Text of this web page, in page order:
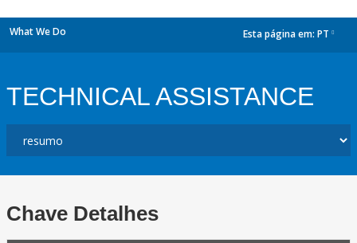
What We Do Esta página em: PT
TECHNICAL ASSISTANCE
Chave Detalhes